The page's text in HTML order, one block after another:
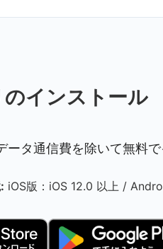
のインストール
ータ通信費を除いて無料
iOS版：iOS 12.0 以上 /